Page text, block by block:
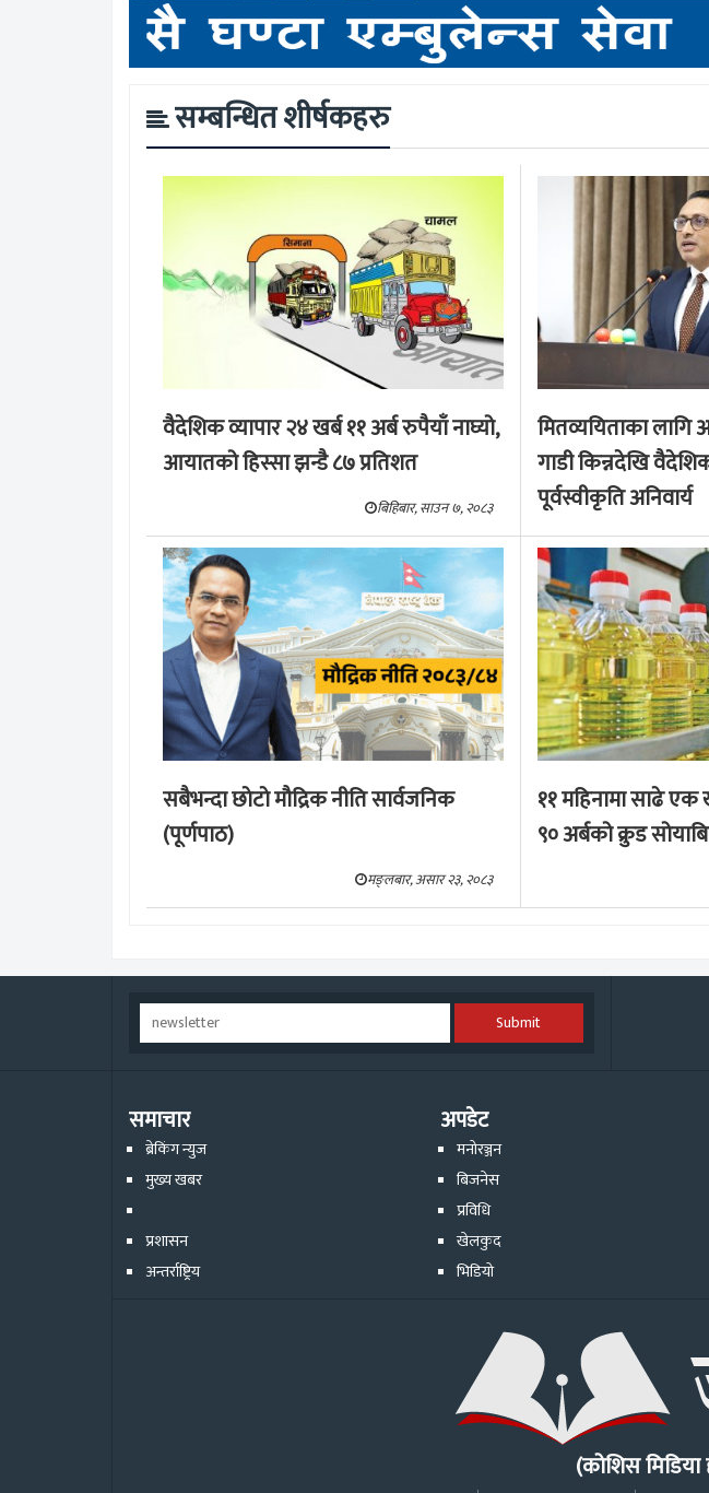
सम्बन्धित शीर्षकहरु
वैदेशिक व्यापार २४ खर्ब ११ अर्ब रुपैयाँ नाघ्यो,
आयातको हिस्सा झन्डै ८७ प्रतिशत
बिहिबार, साउन ७, २०८३
मितव्ययिताका लागि
गाडी किन्नदेखि
पूर्वस्वीकृति अनिवार्य
सबैभन्दा छाेटाे माैद्रिक नीति सार्वजनिक
(पूर्णपाठ)
मङ्लबार, असार २३, २०८३
११ महिनामा साढे
९० अर्बको क्रुड
Submit
समाचार
ब्रेकिंग न्युज
मुख्य खबर
प्रशासन
अन्तर्राष्ट्रिय
अपडेट
मनोरञ्जन
बिजनेस
प्रविधि
खेलकुद
भिडियो
(कोशिस मिडिया